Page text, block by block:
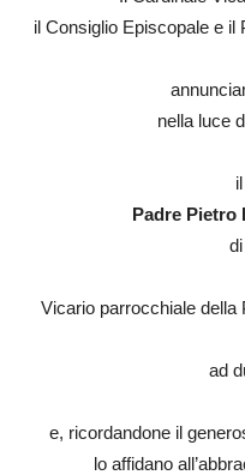
il Consiglio Episcopale e il
nella luce
Padre Pietro
Vicario parrocchiale della
ad
e, ricordandone il
lo affidano